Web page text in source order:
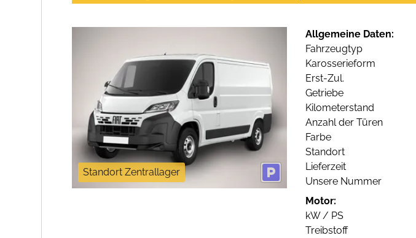
Standort Zentrallager
Allgemeine Daten:
Fahrzeugtyp
Karosserieform
Erst-Zul.
Getriebe
Kilometerstand
Anzahl der Türen
Farbe
Standort
Lieferzeit
Unsere Nummer
Motor:
kW / PS
Treibstoff